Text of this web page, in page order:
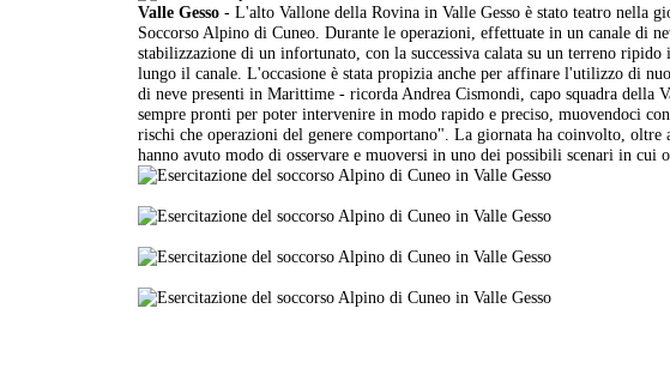
Valle Gesso - L'alto Vallone della Rovina in Valle Gesso è stato teatro nella
Soccorso Alpino di Cuneo. Durante le operazioni, effettuate in un canale di
stabilizzazione di un infortunato, con la successiva calata su un terreno
lungo il canale. L'occasione è stata propizia anche per affinare l'utilizzo di
di neve presenti in Marittime - ricorda Andrea Cismondi, capo squadra della
sempre pronti per poter intervenire in modo rapido e preciso, muovendoci
rischi che operazioni del genere comportano". La giornata ha coinvolto,
hanno avuto modo di osservare e muoversi in uno dei possibili scenari in cui